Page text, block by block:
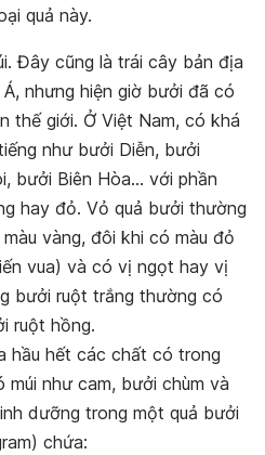
quả này.
Đây cũng là trái cây bản địa
nhưng hiện giờ bưởi đã có
thế giới. Ở Việt Nam, có khá
như bưởi Diễn, bưởi
bưởi Biên Hòa… với phần
hay đỏ. Vỏ quả bưởi thường
vàng, đôi khi có màu đỏ
vua) và có vị ngọt hay vị
bưởi ruột trắng thường có
ruột hồng.
hầu hết các chất có trong
như cam, bưởi chùm và
dưỡng trong một quả bưởi
chứa: